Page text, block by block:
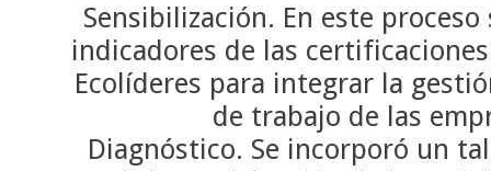
Sensibilización. En este
indicadores de las
Ecolíderes para integrar la
de trabajo de las
Diagnóstico. Se incorporó un